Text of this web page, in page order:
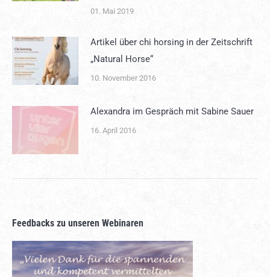
01. Mai 2019
Artikel über chi horsing in der Zeitschrift
„Natural Horse“
10. November 2016
Alexandra im Gespräch mit Sabine Sauer
16. April 2016
Feedbacks zu unseren Webinaren